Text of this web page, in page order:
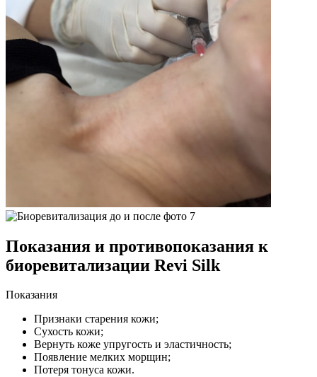
Показания и противопоказания к
биоревитализации Revi Silk
Показания
Признаки старения кожи;
Сухость кожи;
Вернуть коже упругость и эластичность;
Появление мелких морщин;
Потеря тонуса кожи.